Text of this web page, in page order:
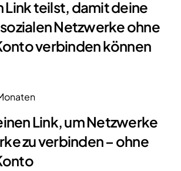
Link teilst, damit deine
Netzwerke ohne
verbinden können
Link, um Netzwerke
zu verbinden – ohne